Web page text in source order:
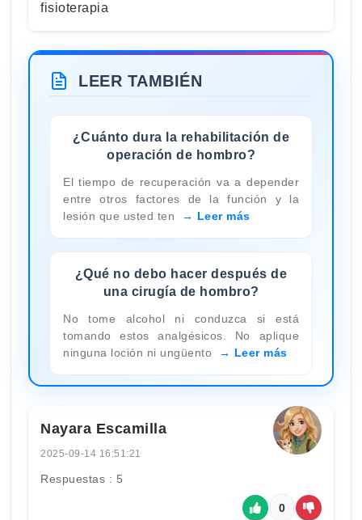
fisioterapia
LEER TAMBIÉN
¿Cuánto dura la rehabilitación de
operación de hombro?
El tiempo de recuperación va a depender
entre otros factores de la función y la
lesión que usted ten
Leer más
¿Qué no debo hacer después de
una cirugía de hombro?
No tome alcohol ni conduzca si está
tomando estos analgésicos. No aplique
ninguna loción ni ungüento
Leer más
Nayara Escamilla
2025-09-14 16:51:21
Respuestas : 5
0